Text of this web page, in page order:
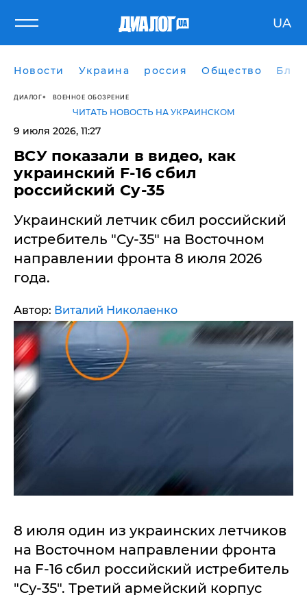
UA
Новости Украина россия Общество
ДИАЛОГ ВОЕННОЕ ОБОЗРЕНИЕ
ЧИТАТЬ НОВОСТЬ НА УКРАИНСКОМ
9 июля 2026, 11:27
ВСУ показали в видео, как
украинский F-16 сбил
российский Су-35
Украинский летчик сбил российский
истребитель "Су-35" на Восточном
направлении фронта 8 июля 2026
года.
Автор: Виталий Николаенко
8 июля один из украинских летчиков
на Восточном направлении фронта
на F-16 сбил российский истребитель
"Су-35". Третий армейский корпус